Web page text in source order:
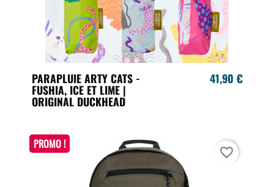
PARAPLUIE ARTY CATS -
FUSHIA, ICE ET LIME |
ORIGINAL DUCKHEAD
41,90 €
PROMO !
favorite_border